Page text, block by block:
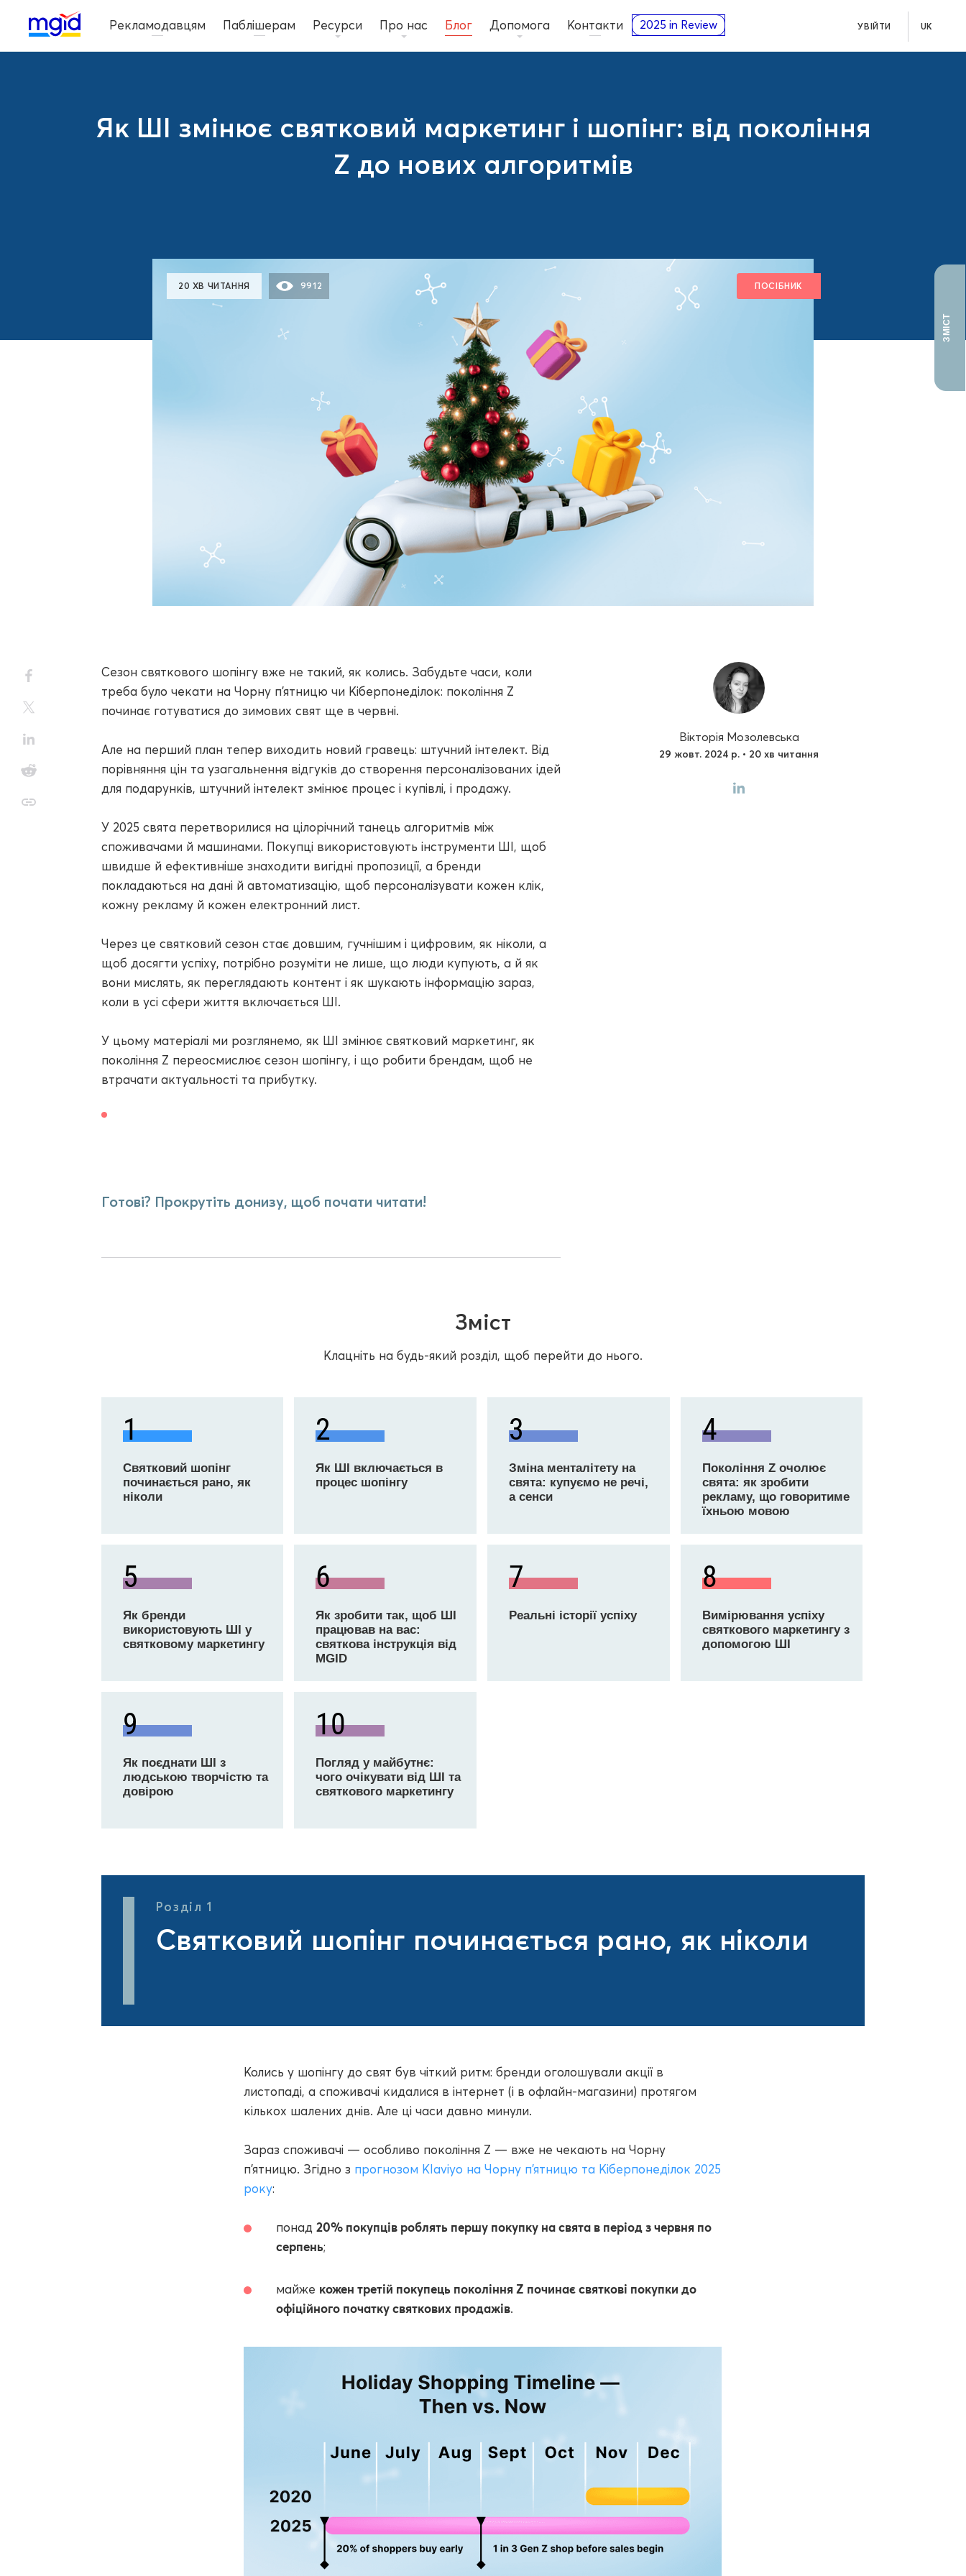
Рекламодавцям Паблішерам Ресурси Про нас Блог Допомога Контакти 2025 in Review УВІЙТИ UK
ЗМІСТ
Як ШІ змінює святковий маркетинг і шопінг: від покоління
Z до нових алгоритмів
20 ХВ ЧИТАННЯ 9912 ПОСІБНИК
Сезон святкового шопінгу вже не такий, як колись. Забудьте часи, коли
треба було чекати на Чорну п'ятницю чи Кіберпонеділок: покоління Z
починає готуватися до зимових свят ще в червні.
Але на перший план тепер виходить новий гравець: штучний інтелект. Від
порівняння цін та узагальнення відгуків до створення персоналізованих ідей
для подарунків, штучний інтелект змінює процес і купівлі, і продажу.
У 2025 свята перетворилися на цілорічний танець алгоритмів між
споживачами й машинами. Покупці використовують інструменти ШІ, щоб
швидше й ефективніше знаходити вигідні пропозиції, а бренди
покладаються на дані й автоматизацію, щоб персоналізувати кожен клік,
кожну рекламу й кожен електронний лист.
Через це святковий сезон стає довшим, гучнішим і цифровим, як ніколи, а
щоб досягти успіху, потрібно розуміти не лише, що люди купують, а й як
вони мислять, як переглядають контент і як шукають інформацію зараз,
коли в усі сфери життя включається ШІ.
У цьому матеріалі ми розглянемо, як ШІ змінює святковий маркетинг, як
покоління Z переосмислює сезон шопінгу, і що робити брендам, щоб не
втрачати актуальності та прибутку.
Готові? Прокрутіть донизу, щоб почати читати!
Вікторія Мозолевська
29 жовт. 2024 р. • 20 хв читання
Зміст
Клацніть на будь-який розділ, щоб перейти до нього.
1
Святковий шопінг
починається рано, як
ніколи
2
Як ШІ включається в
процес шопінгу
3
Зміна менталітету на
свята: купуємо не речі,
а сенси
4
Покоління Z очолює
свята: як зробити
рекламу, що говоритиме
їхньою мовою
5
Як бренди
використовують ШІ у
святковому маркетингу
6
Як зробити так, щоб ШІ
працював на вас:
святкова інструкція від
MGID
7
Реальні історії успіху
8
Вимірювання успіху
святкового маркетингу з
допомогою ШІ
9
Як поєднати ШІ з
людською творчістю та
довірою
10
Погляд у майбутнє:
чого очікувати від ШІ та
святкового маркетингу
Розділ 1
Святковий шопінг починається рано, як ніколи
Колись у шопінгу до свят був чіткий ритм: бренди оголошували акції в
листопаді, а споживачі кидалися в інтернет (і в офлайн-магазини) протягом
кількох шалених днів. Але ці часи давно минули.
Зараз споживачі — особливо покоління Z — вже не чекають на Чорну
п'ятницю. Згідно з прогнозом Klaviyo на Чорну п'ятницю та Кіберпонеділок 2025
року:
понад20% покупців роблять першу покупку на свята в період з червня по
серпень;
майже кожен третій покупець покоління Z починає святкові покупки до
офіційного початку святкових продажів.